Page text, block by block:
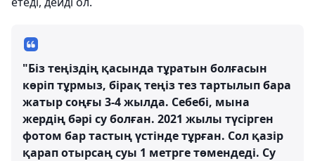
"Біз теңіздің қасында тұратын болғасын
көріп тұрмыз, бірақ теңіз тез тартылып бара
жатыр соңғы 3-4 жылда. Себебі, мына
жердің бәрі су болған. 2021 жылы түсірген
фотом бар тастың үстінде тұрған. Сол қазір
қарап отырсаң суы 1 метрге төмендеді. Су